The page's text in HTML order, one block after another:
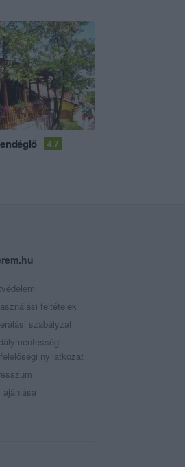
4.7
feltételek
szabályzat
nyilatkozat
ajánlása